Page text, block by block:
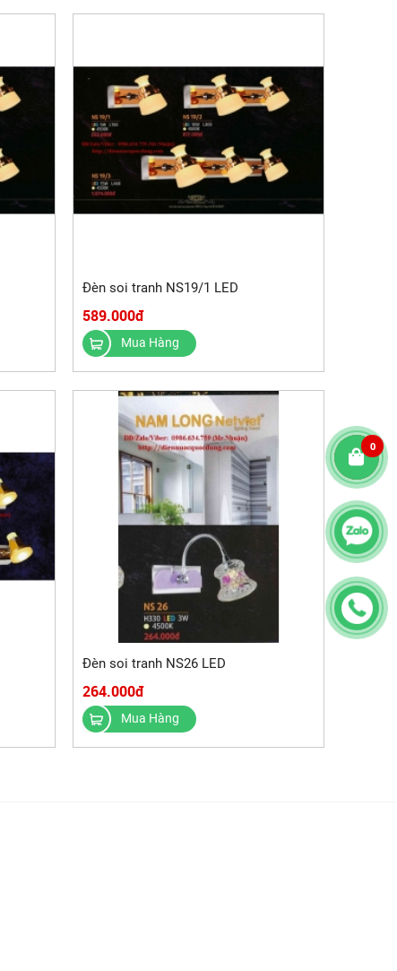
Đèn soi tranh NS19/1 LED
589.000đ
Mua Hàng
Đèn soi tranh NS26 LED
264.000đ
Mua Hàng
0